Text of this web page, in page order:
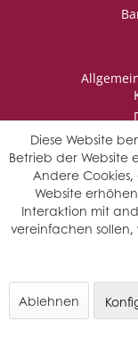
* Wir behalten uns
© Saffers
Diese Website
Betrieb der Website
Andere
Website
Interaktion mit
vereinfachen sollen,
Ablehnen